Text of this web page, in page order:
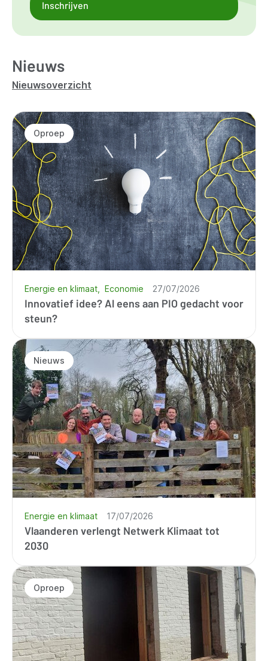
Inschrijven
Nieuws
Nieuwsoverzicht
Oproep
Innovatief idee? Al eens aan PIO gedacht voor
steun?
Energie en klimaat Economie 27/07/2026
Nieuws
Vlaanderen verlengt Netwerk Klimaat tot
2030
Energie en klimaat 17/07/2026
Oproep